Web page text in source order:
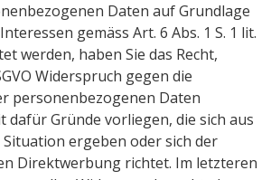
Daten auf Grundlage
gemäss Art. 6 Abs. 1 S. 1 lit.
werden, haben Sie das Recht,
Widerspruch gegen die
personenbezogenen Daten
dafür Gründe vorliegen, die sich aus
ergeben oder sich der
Direktwerbung richtet. Im letzteren